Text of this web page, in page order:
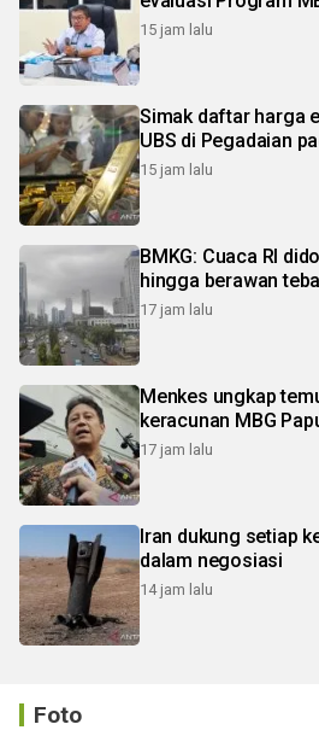
15 jam lalu
Simak daftar harga
UBS di Pegadaian
15 jam lalu
BMKG: Cuaca RI
hingga berawan
17 jam lalu
Menkes ungkap
keracunan MBG
17 jam lalu
Iran dukung setiap
dalam negosiasi
14 jam lalu
Foto